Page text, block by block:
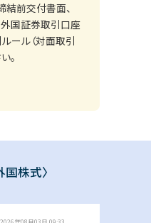
結前交付書面、
外国証券取引口座
ール（対面取引
。
国株式〉